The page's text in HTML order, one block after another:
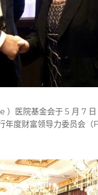
医院基金会于 5 月 7 日
度财富领导力委员会（